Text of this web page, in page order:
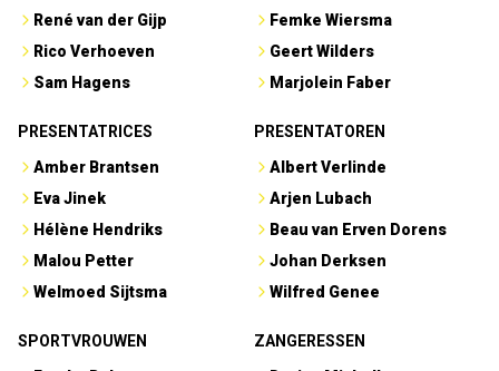
René van der Gijp
Rico Verhoeven
Sam Hagens
Femke Wiersma
Geert Wilders
Marjolein Faber
PRESENTATRICES
Amber Brantsen
Eva Jinek
Hélène Hendriks
Malou Petter
Welmoed Sijtsma
PRESENTATOREN
Albert Verlinde
Arjen Lubach
Beau van Erven Dorens
Johan Derksen
Wilfred Genee
SPORTVROUWEN
ZANGERESSEN